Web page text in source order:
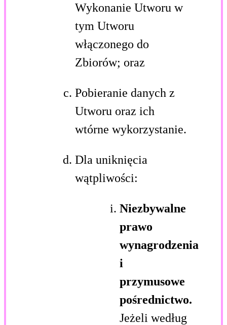
Wykonanie Utworu w
tym Utworu
włączonego do
Zbiorów; oraz
Pobieranie danych z
Utworu oraz ich
wtórne wykorzystanie.
Dla uniknięcia
wątpliwości:
Niezbywalne
prawo
wynagrodzenia
i
przymusowe
pośrednictwo.
Jeżeli według